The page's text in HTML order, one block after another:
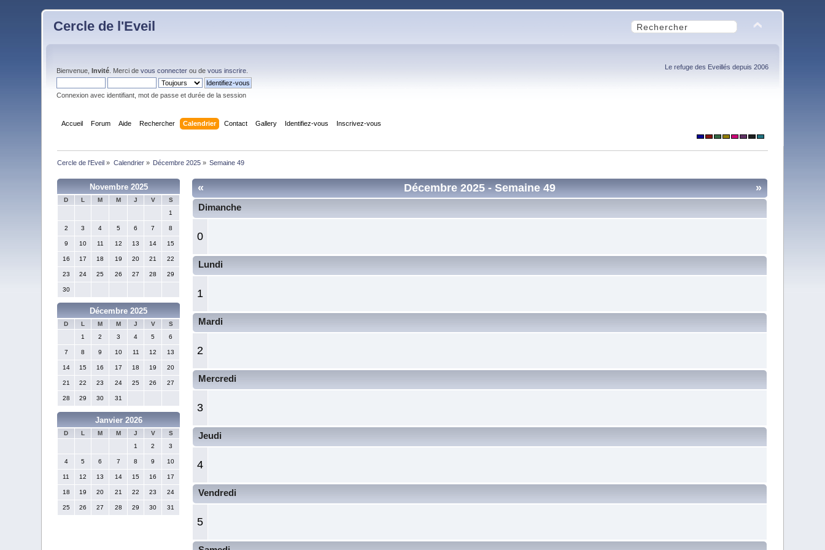
Cercle de l'Eveil
Bienvenue,Invité . Merci devous connecter ou devous inscrire
Connexion avec identifiant, mot de passe et durée de la session
Le refuge des Eveillés depuis 2006
Accueil Forum Aide Rechercher Calendrier Contact Gallery Identifiez-vous Inscrivez-vous
Cercle de l'Eveil » Calendrier» Décembre 2025 » Semaine 49
Novembre 2025
D L M M J V
S
1
2 3 4 5 6 7 8
9 10 11 12 13 14 15
16 17 18 19 20 21 22
23 24 25 26 27 28 29
30
Décembre 2025
D L M M J V
S
1
2 3 4 5 6
7 8 9 10 11 12 13
14 15 16 17 18 19 20
21 22 23 24 25 26 27
28 29 30 31
Janvier 2026
D L M M J V
S
1
2 3
4 5 6 7 8 9 10
11 12 13 14 15 16 17
18 19 20 21 22 23 24
25 26 27 28 29 30 31
« »
Décembre 2025- Semaine 49
Dimanche
0
Lundi
1
Mardi
2
Mercredi
3
Jeudi
4
Vendredi
5